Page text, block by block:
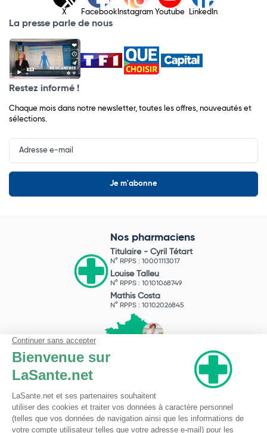
X Facebook Instagram Youtube LinkedIn
La presse parle de nous
Restez informé !
Chaque mois dans notre newsletter, toutes les offres, nouveautés et
sélections.
Input
Newsletter
Nos pharmaciens
Titulaire - Cyril Tétart
N° RPPS : 10001113017
Louise Talleu
N° RPPS : 10101068749
Mathis Costa
N° RPPS : 10102026845
Pharmacie du Bizet
Licence ARS : 590009874
Licence Ordinale : 126921
49 boulevard Bizet
59650 Villeneuve d'Ascq